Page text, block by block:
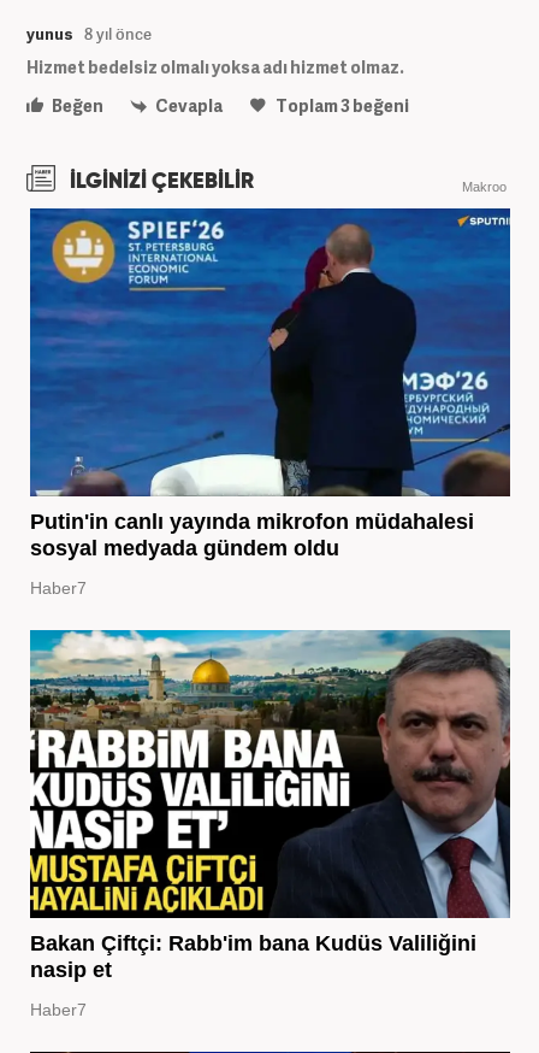
yunus 8 yıl önce
Hizmet bedelsiz olmalı yoksa adı hizmet olmaz.
Beğen
Cevapla Toplam3beğeni
İLGİNİZİ ÇEKEBİLİR Makroo
Putin'in canlı yayında mikrofon müdahalesi
sosyal medyada gündem oldu
Haber7
Bakan Çiftçi: Rabb'im bana Kudüs Valiliğini
nasip et
Haber7